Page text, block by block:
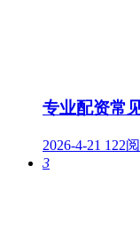
专业配资常
2026-4-21 122
3